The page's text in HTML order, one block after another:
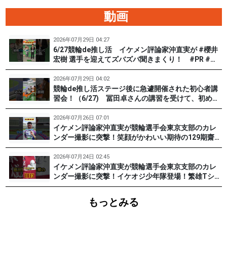
動画
2026年07月29日 04:27
6/27競輪de推し活 イケメン評論家沖直実が #櫻井
宏樹 選手を迎えてズバズバ聞きまくり！ #PR #松
戸けいりん #和田健太郎
2026年07月29日 04:02
競輪de推し活ステージ後に急遽開催された初心者講
習会！（6/27) 冨田卓さんの講習を受けて、初めて
チャレンジした女子たち。果たして…？ #PR #松戸
けいりん #和田健太郎 #沖直実
2026年07月26日 07:01
イケメン評論家沖直実が競輪選手会東京支部のカレ
ンダー撮影に突撃！笑顔がかわいい期待の129期齋藤
宏樹選手登場！ #pr #松戸けいりん
2026年07月24日 02:45
イケメン評論家沖直実が競輪選手会東京支部のカレ
ンダー撮影に突撃！イケオジ少年隊登場！繁雄Tシャ
ツへの思いとは？ #PR #松戸けいりん #川口満広 #
浦山一栄 #市川健太
もっとみる